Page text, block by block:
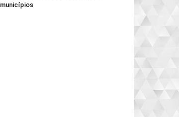
municípios